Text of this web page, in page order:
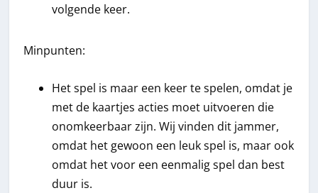
volgende keer.
Minpunten:
Het spel is maar een keer te spelen, omdat je
met de kaartjes acties moet uitvoeren die
onomkeerbaar zijn. Wij vinden dit jammer,
omdat het gewoon een leuk spel is, maar ook
omdat het voor een eenmalig spel dan best
duur is.